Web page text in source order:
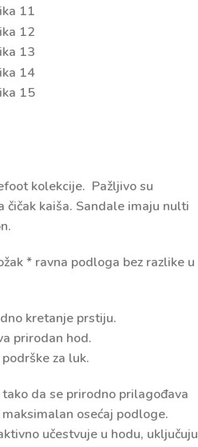
kolekcije. Pažljivo su
čičak kaiša. Sandale imaju nulti
* ravna podloga bez razlike u
kretanje prstiju.
prirodan hod.
za luk.
da se prirodno prilagođava
osećaj podloge.
učestvuje u hodu, uključuju